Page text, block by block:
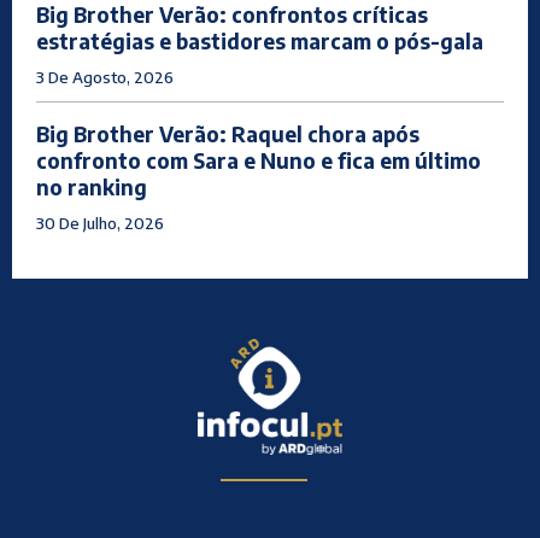
Big Brother Verão: confrontos críticas
estratégias e bastidores marcam o pós-gala
3 De Agosto, 2026
Big Brother Verão: Raquel chora após
confronto com Sara e Nuno e fica em último
no ranking
30 De Julho, 2026